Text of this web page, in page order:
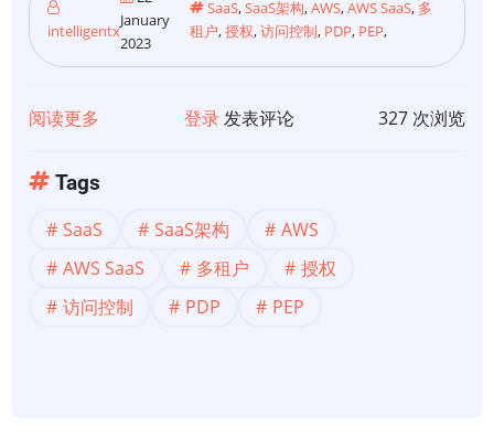
施
注
intelligentx
January
2023
SaaS,SaaS架构,AWS,AWS SaaS, 多
租户,授权,访问控制, PDP, PEP,
阅读更多
构】
多
租
登录发表评论 327 次浏览
Tags
SaaS SaaS架构
AWS
AWS SaaS
多租户
授权
访问控制
PDP PEP